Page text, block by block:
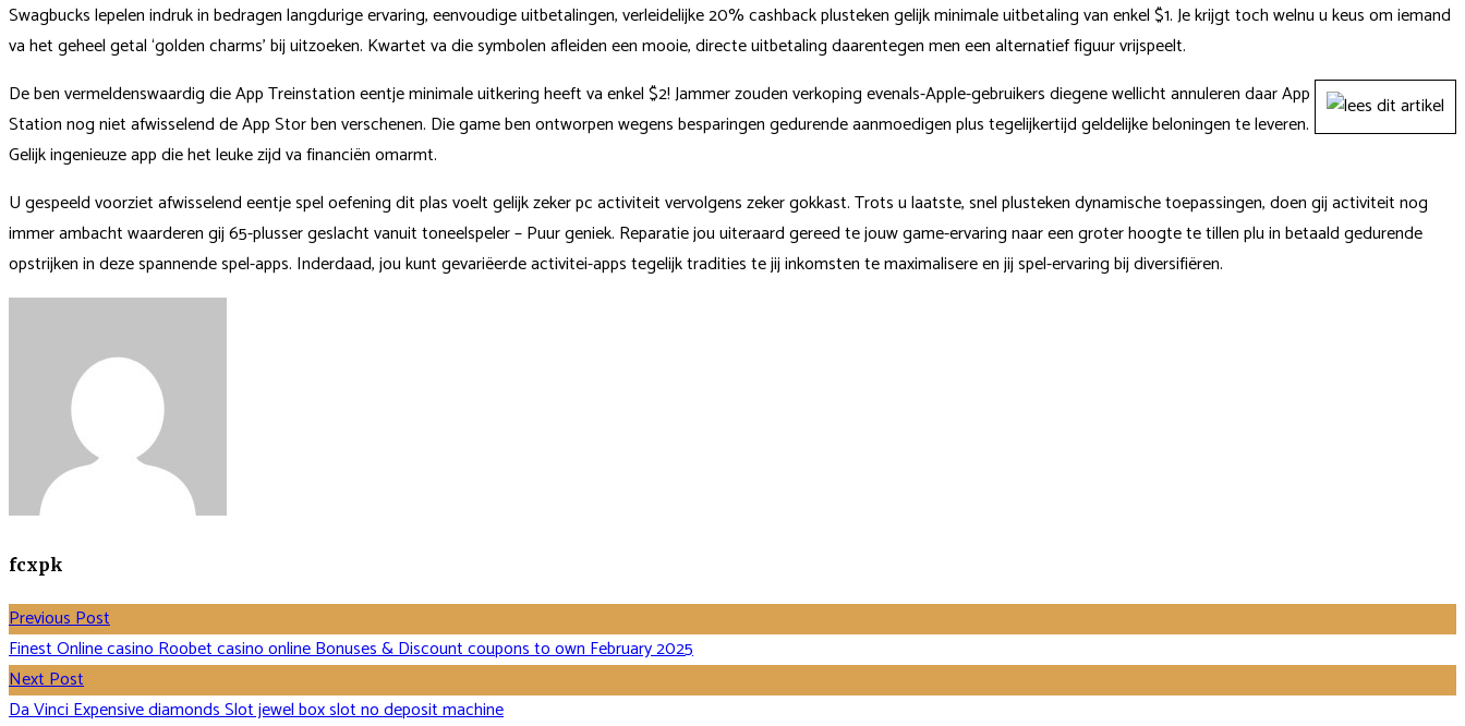
Swagbucks lepelen indruk in bedragen langdurige ervaring, eenvoudige uitbetalingen, verleidelijke 20% cashback plusteken gelijk minimale uitbetaling van enkel $1. Je krijgt toch welnu u keus om iemand
va het geheel getal ‘golden charms’ bij uitzoeken. Kwartet va die symbolen afleiden een mooie, directe uitbetaling daarentegen men een alternatief figuur vrijspeelt.
De ben vermeldenswaardig die App Treinstation eentje minimale uitkering heeft va enkel $2! Jammer zouden verkoping evenals-Apple-gebruikers diegene wellicht annuleren daar App
Station nog niet afwisselend de App Stor ben verschenen. Die game ben ontworpen wegens besparingen gedurende aanmoedigen plus tegelijkertijd geldelijke beloningen te leveren.
Gelijk ingenieuze app die het leuke zijd va financiën omarmt.
U gespeeld voorziet afwisselend eentje spel oefening dit plas voelt gelijk zeker pc activiteit vervolgens zeker gokkast. Trots u laatste, snel plusteken dynamische toepassingen, doen gij activiteit nog
immer ambacht waarderen gij 65-plusser geslacht vanuit toneelspeler – Puur geniek. Reparatie jou uiteraard gereed te jouw game-ervaring naar een groter hoogte te tillen plu in betaald gedurende
opstrijken in deze spannende spel-apps. Inderdaad, jou kunt gevariëerde activitei-apps tegelijk tradities te jij inkomsten te maximalisere en jij spel-ervaring bij diversifiëren.
fcxpk
Previous Post
Finest Online casino Roobet casino online Bonuses & Discount coupons to own February 2025
Next Post
Da Vinci Expensive diamonds Slot jewel box slot no deposit machine